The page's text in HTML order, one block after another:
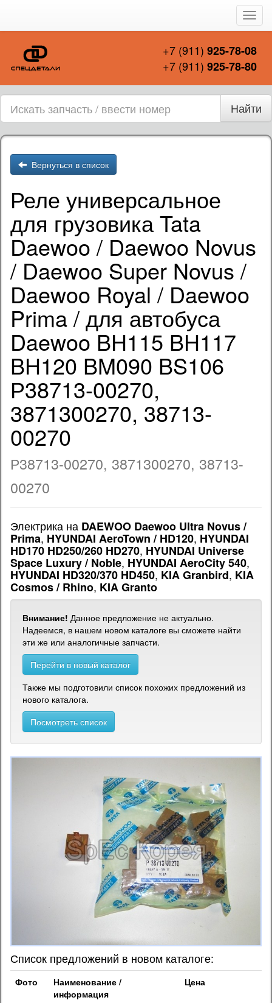
+7 (911) 925-78-08
+7 (911) 925-78-80
Найти
Вернуться в список
Реле универсальное
для грузовика Tata
Daewoo / Daewoo Novus
/ Daewoo Super Novus /
Daewoo Royal / Daewoo
Prima / для автобуса
Daewoo BH115 BH117
BH120 BM090 BS106
Р38713-00270,
3871300270, 38713-
00270
Р38713-00270, 3871300270, 38713-
00270
Электрика на DAEWOO Daewoo Ultra Novus /
Prima, HYUNDAI AeroTown / HD120, HYUNDAI
HD170 HD250/260 HD270, HYUNDAI Universe
Space Luxury / Noble, HYUNDAI AeroCity 540,
HYUNDAI HD320/370 HD450, KIA Granbird, KIA
Cosmos / Rhino, KIA Granto
Внимание! Данное предложение не актуально.
Надеемся, в нашем новом каталоге вы сможете найти
эти же или аналогичные запчасти.
Перейти в новый каталог
Также мы подготовили список похожих предложений из
нового каталога.
Посмотреть список
Список предложений в новом каталоге:
Фото
Наименование /
информация
Цена